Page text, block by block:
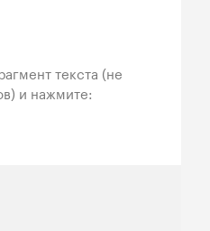
текста (не
и нажмите: